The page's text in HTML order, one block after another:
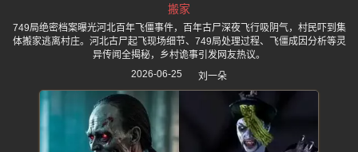
搬家
749局绝密档案曝光河北百年飞僵事件，百年古尸深夜飞行吸阴气，村民吓到集
体搬家逃离村庄。河北古尸起飞现场细节、749局处理过程、飞僵成因分析等灵
异传闻全揭秘，乡村诡事引发网友热议。
2026-06-25
刘一朵